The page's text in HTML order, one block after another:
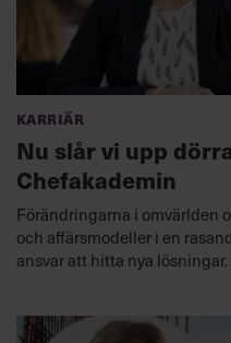
Karriär
Nu slår vi upp
Chefakademin
Förändringarna i omvärlden
och affärsmodeller i en
ansvar att hitta nya
chefer.